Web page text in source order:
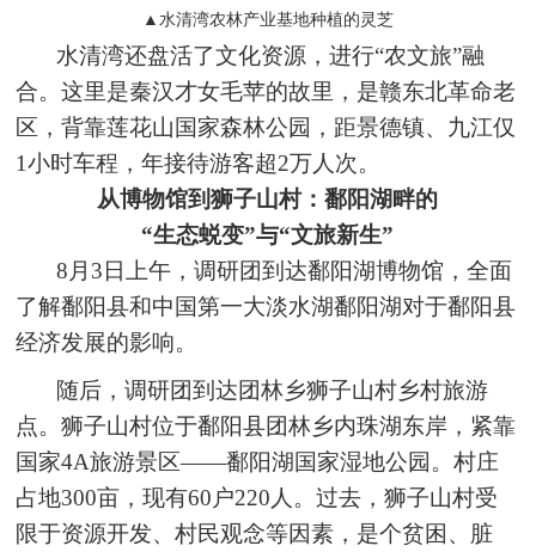
▲水清湾农林产业基地种植的灵芝
水清湾还盘活了文化资源，进行“农文旅”融
合。这里是秦汉才女毛苹的故里，是赣东北革命老
区，背靠莲花山国家森林公园，距景德镇、九江仅
1小时车程，年接待游客超2万人次。
从博物馆到狮子山村：鄱阳湖畔的
“生态蜕变”与“文旅新生”
8月3日上午，调研团到达鄱阳湖博物馆，全面
了解鄱阳县和中国第一大淡水湖鄱阳湖对于鄱阳县
经济发展的影响。
随后，调研团到达团林乡狮子山村乡村旅游
点。狮子山村位于鄱阳县团林乡内珠湖东岸，紧靠
国家4A旅游景区——鄱阳湖国家湿地公园。村庄
占地300亩，现有60户220人。过去，狮子山村受
限于资源开发、村民观念等因素，是个贫困、脏